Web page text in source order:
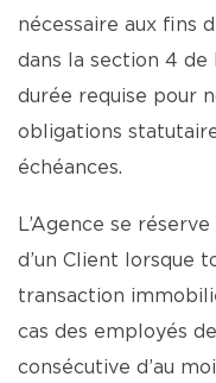
nécessaire aux fins
dans la section 4
durée requise pour
obligations
échéances.
L’Agence se
d’un Client lorsque
transaction
cas des employés
consécutive d’au